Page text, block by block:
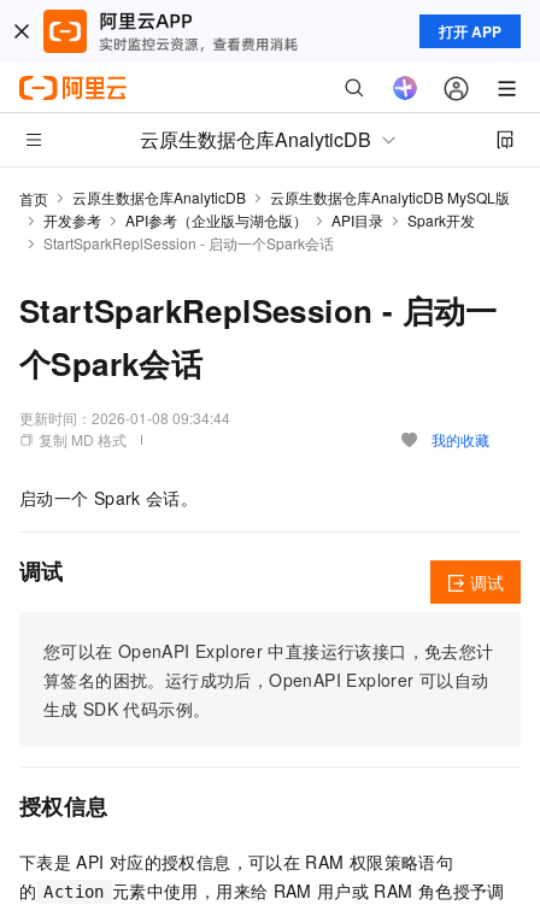
打开 APP
云原生数据仓库AnalyticDB
首页 云原生数据仓库AnalyticDB
云原生数据仓库AnalyticDB MySQL版
开发参考
API参考（企业版与湖仓版） API目录
Spark开发
StartSparkReplSession - 启动一个Spark会话
StartSparkReplSession - 启动一
个Spark会话
更新时间： 2026-01-08 09:34:44
复制 MD 格式
我的收藏
启动一个 Spark 会话。
调试
您可以在 OpenAPI Explorer 中直接运行该接口，免去您计
算签名的困扰。运行成功后，OpenAPI Explorer 可以自动
生成 SDK 代码示例。
调试
授权信息
下表是 API 对应的授权信息，可以在 RAM 权限策略语句
的 Action 元素中使用，用来给 RAM 用户或 RAM 角色授予调